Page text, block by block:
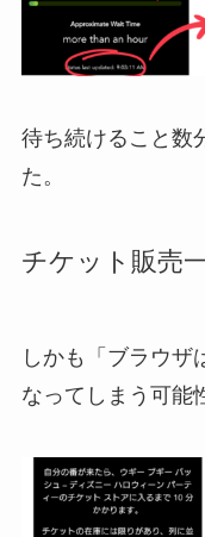
待ち続けること数
た。
チケット販売
しかも「ブラウザ
なってしまう可能